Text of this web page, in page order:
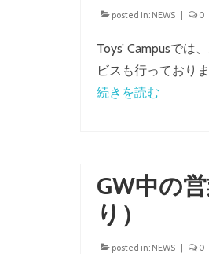
posted in: NEWS 0
Toys’ Campusで
ビスも行っており
続きを読む
GW中の
り）
posted in: NEWS 0